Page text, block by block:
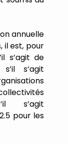
annuelle
il est, pour
’il s’agit de
s’il s’agit
s’agit
5 pour les